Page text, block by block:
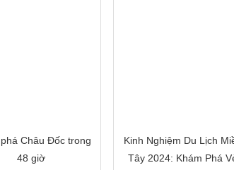
Châu Đốc trong
48 giờ
Kinh Nghiệm Du Lịch
Tây 2024: Khám Phá